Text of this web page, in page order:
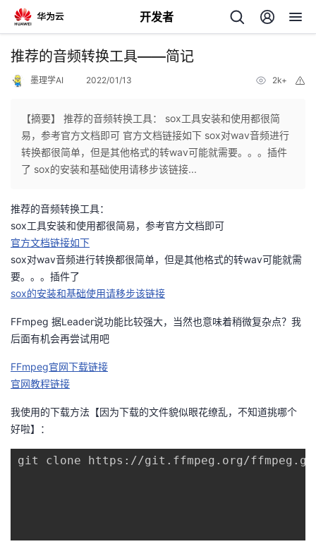
开发者
返
个
人
主
页
我
的
开
者
我
的
我
子
直
的
我
我
的
发
者
学
我
Programs
的
支
持
术
云
推荐的音频转换工具——简记
墨理学AI 2022/01/13 2k+
【摘要】 推荐的音频转换工具： sox工具安装和使用都很简
易，参考官方文档即可 官方文档链接如下 sox对wav音频进行
转换都很简单，但是其他格式的转wav可能就需要。。。插件
了 sox的安装和基础使用请移步该链接...
推荐的音频转换工具：
sox工具安装和使用都很简易，参考官方文档即可
官方文档链接如下
sox对wav音频进行转换都很简单，但是其他格式的转wav可能就需
要。。。插件了
sox的安装和基础使用请移步该链接
FFmpeg 据Leader说功能比较强大，当然也意味着稍微复杂点？我
后面有机会再尝试用吧
FFmpeg官网下载链接
官网教程链接
我使用的下载方法【因为下载的文件貌似眼花缭乱，不知道挑哪个
好啦】：
git clone https://git.ffmpeg.org/